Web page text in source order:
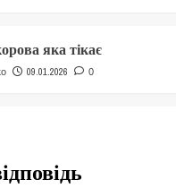
яка тікає
09.01.2026 0